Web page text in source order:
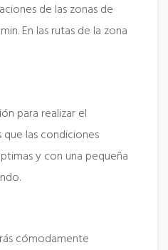
de las zonas de
En las rutas de la zona
para realizar el
las condiciones
y con una pequeña
cómodamente